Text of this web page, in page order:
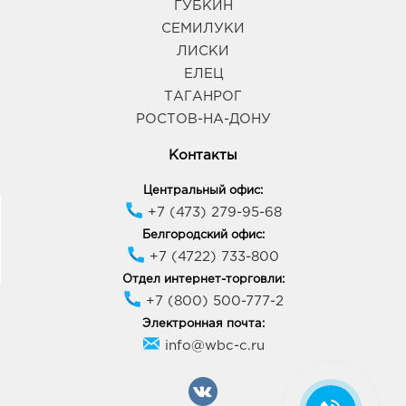
394018, Воронежская обл, г Воронеж, ул
Фридриха Энгельса, д. 64А
График работы: 10:00 - 21:00
Воронеж Европа: руб.
Ленинский, д. 95б
График работы:
Воронеж Аксиома: руб.
394088, Воронежская обл, г Воронеж, ул Генерала
Лизюкова, д. 60
309181, Белгородская обл, г Губкин, ул
ГУБКИН
СЕМИЛУКИ
ЛИСКИ
ЕЛЕЦ
ТАГАНРОГ
РОСТОВ-НА-ДОНУ
Контакты
Центральный офис:
+7 (473) 279-95-68
Белгородский офис:
+7 (4722) 733-800
Отдел интернет-торговли:
+7 (800) 500-777-2
Электронная почта:
info@wbc-c.ru